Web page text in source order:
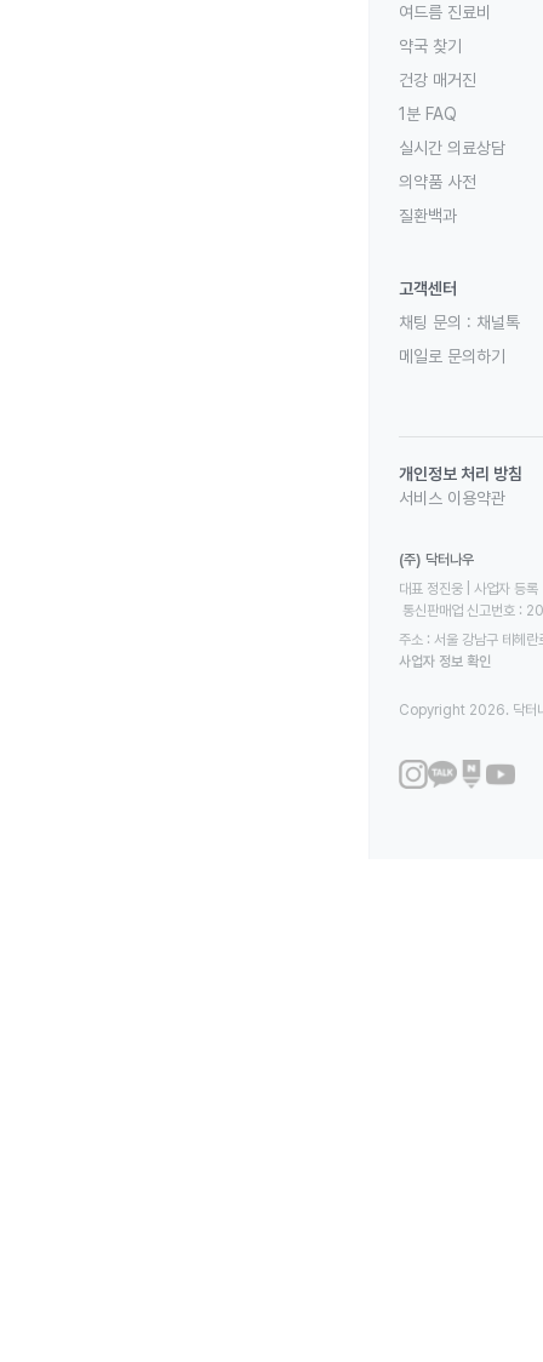
여드름 진료비
약국 찾기
건강 매거진
1분 FAQ
실시간 의료상담
의약품 사전
질환백과
고객센터
채팅 문의 : 채널톡
메일로 문의하기
개인정보 처리 방침
서비스 이용약관
(주) 닥터나우
대표 정진웅 | 사업자
통신판매업 신고번호
주소 : 서울 강남구 테헤
사업자 정보 확인
Copyright 2026. 닥터